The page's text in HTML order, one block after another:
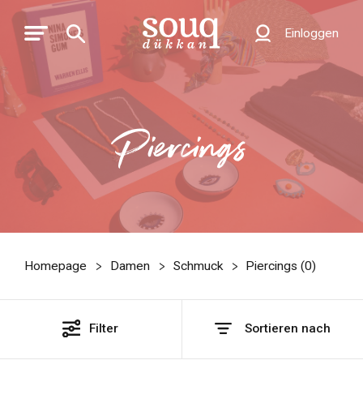
Einloggen
Piercings
Homepage Damen Schmuck Piercings (0)
Filter Sortieren nach